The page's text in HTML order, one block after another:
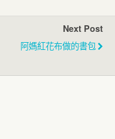
Next Post
阿媽紅花布做的書包